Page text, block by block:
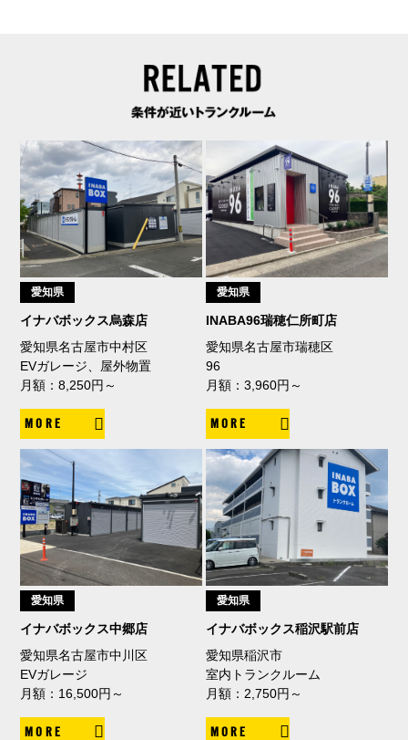
愛知県
イナバボックス烏森店
愛知県名古屋市中村区
EVガレージ、屋外物置
月額：8,250円～
MORE
愛知県
INABA96瑞穂仁所町店
愛知県名古屋市瑞穂区
96
月額：3,960円～
MORE
愛知県
イナバボックス中郷店
愛知県名古屋市中川区
EVガレージ
月額：16,500円～
MORE
愛知県
イナバボックス稲沢駅前店
愛知県稲沢市
室内トランクルーム
月額：2,750円～
MORE